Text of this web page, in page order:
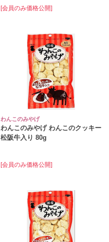
[会員のみ価格公開]
わんこのみやげ
わんこのみやげ わんこのクッキー
松阪牛入り 80g
[会員のみ価格公開]